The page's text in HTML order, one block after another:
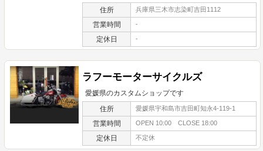
住所 兵庫県三木市志染町吉田1112
営業時間 -
定休日 -
ラフーモーターサイクルズ
愛媛県のカスタムショップです
住所 愛媛県宇和島市吉田町知永4-119-1
営業時間 OPEN 10:00 CLOSE 18:00
定休日 不定休